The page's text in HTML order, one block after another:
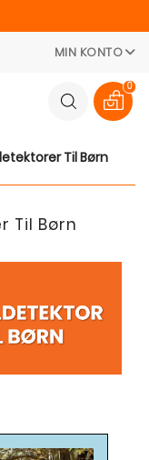
MIN KONTO
0
Til Børn
Til Børn